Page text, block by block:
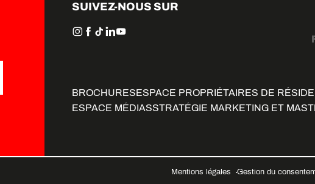
SUIVEZ-NOUS SUR
BROCHURESESPACE PROPRIÉTAIRES DE
ESPACE MÉDIASSTRATÉGIE MARKETING ET
Mentions légales Gestion du